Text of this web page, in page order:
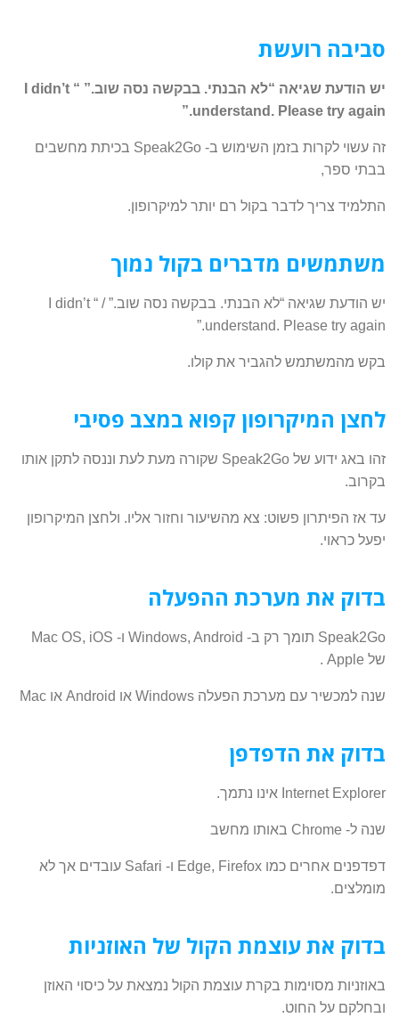
סביבה רועשת
יש הודעת שגיאה “לא הבנתי. בבקשה נסה שוב.”
“ I didn’t
understand. Please try again.”
זה עשוי לקרות בזמן השימוש ב- Speak2Go בכיתת מחשבים
בבתי ספר,
התלמיד צריך לדבר בקול רם יותר למיקרופון.
משתמשים מדברים בקול נמוך
יש הודעת שגיאה “לא הבנתי. בבקשה נסה שוב.” /
“ I didn’t
understand. Please try again.”
בקש מהמשתמש להגביר את קולו.
לחצן המיקרופון קפוא במצב פסיבי
זהו באג ידוע של Speak2Go שקורה מעת לעת וננסה לתקן אותו
בקרוב.
עד אז הפיתרון פשוט: צא מהשיעור וחזור אליו. ולחצן המיקרופון
יפעל כראוי.
בדוק את מערכת ההפעלה
Speak2Go תומך רק ב- Windows, Android ו- Mac OS, iOS
של Apple .
שנה למכשיר עם מערכת הפעלה Windows או Android או Mac
בדוק את הדפדפן
Internet Explorer אינו נתמך.
שנה ל- Chrome באותו מחשב
דפדפנים אחרים כמו Edge, Firefox ו- Safari עובדים אך לא
מומלצים.
בדוק את עוצמת הקול של האוזניות
באוזניות מסוימות בקרת עוצמת הקול נמצאת על כיסוי האוזן
ובחלקם על החוט.